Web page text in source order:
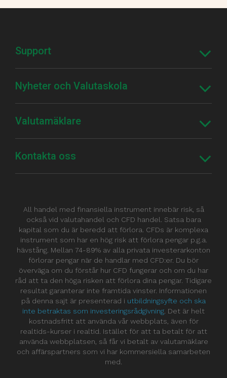
Support
Nyheter och Valutaskola
Valutamäklare
Kontakta oss
All handel med finansiella instrument innebär risk, så
också vid valutahandel och CFD handel. Satsa bara
kapital som du är beredd att förlora. CFDs är komplexa
instrument som har en hög risk att förlora pengar p.g.a.
hävstång. Mellan 74-89% av alla privata investerarkonton
förlorar pengar när de handlar med CFD:er. Du bör
överväga om du förstår hur CFD fungerar och om du har
råd att ta den höga risken att förlora dina pengar. Tidigare
resultat garanterar inte framtida vinster. Informationen
på denna sajt är presenterad i utbildningsyfte och ska
inte betraktas som investeringsrådgivning. Det är helt
kostnadsfritt att använda vår webbplats, även för
realtids-kurser i realtid. Istället för att ta betalt för att
använda webbplatsen, så får vi betalt av valutamäklare
och affärspartners som vi har kommersiella samarbeten
med.